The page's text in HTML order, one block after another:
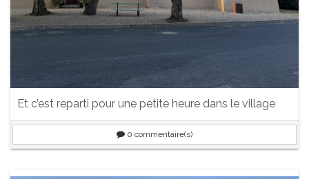
Et c’est reparti pour une petite heure dans le village
0 commentaire(s)